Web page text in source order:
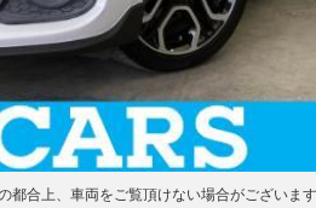
合上、車両をご覧頂けない場合がございま